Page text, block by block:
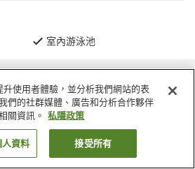
室內游泳池
West/Mississauga
找客房
使用者體驗，並分析我們網站的表
們的社群媒體、廣告和分析合作夥伴
關資訊。
私隱政策
資料 接受所有